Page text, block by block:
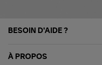
BESOIN D'AIDE ?
À PROPOS